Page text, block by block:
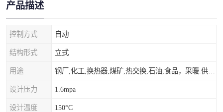
产品描述
控制方式 自动
结构形式 立式
用途
设计压力 1.6mpa
设计温度 150°C